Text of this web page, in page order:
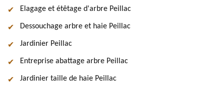
Elagage et étêtage d'arbre Peillac
Dessouchage arbre et haie Peillac
Jardinier Peillac
Entreprise abattage arbre Peillac
Jardinier taille de haie Peillac